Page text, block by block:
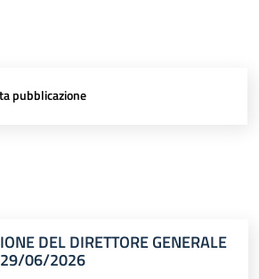
pubblicazione
DEL DIRETTORE GENERALE
29/06/2026